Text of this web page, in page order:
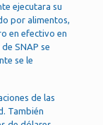
ejecutara su
por alimentos,
en efectivo en
SNAP se
se le
de las
También